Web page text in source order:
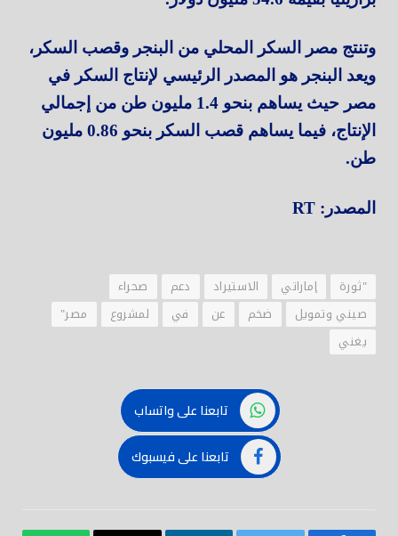
وتنتج مصر السكر المحلي من البنجر وقصب السكر،
ويعد البنجر هو المصدر الرئيسي لإنتاج السكر في
مصر حيث يساهم بنحو 1.4 مليون طن من إجمالي
الإنتاج، فيما يساهم قصب السكر بنحو 0.86 مليون
طن.
المصدر: RT
"ثورة إماراتي الاستيراد دعم
صحراء
صيني وتمويل
ضخم عن في لمشروع
مصر"
يغني
تابعنا على واتساب
تابعنا على فيسبوك